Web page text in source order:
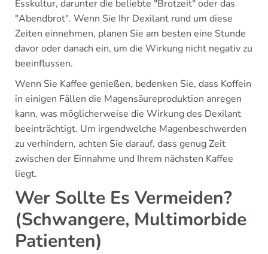
Esskultur, darunter die beliebte "Brotzeit" oder das
"Abendbrot". Wenn Sie Ihr Dexilant rund um diese
Zeiten einnehmen, planen Sie am besten eine Stunde
davor oder danach ein, um die Wirkung nicht negativ zu
beeinflussen.
Wenn Sie Kaffee genießen, bedenken Sie, dass Koffein
in einigen Fällen die Magensäureproduktion anregen
kann, was möglicherweise die Wirkung des Dexilant
beeinträchtigt. Um irgendwelche Magenbeschwerden
zu verhindern, achten Sie darauf, dass genug Zeit
zwischen der Einnahme und Ihrem nächsten Kaffee
liegt.
Wer Sollte Es Vermeiden?
(Schwangere, Multimorbide
Patienten)